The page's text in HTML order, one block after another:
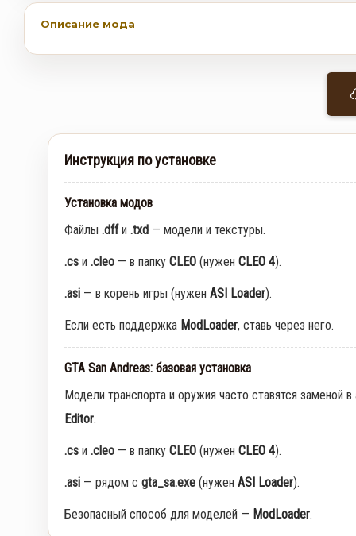
Описание мода
Инструкция по установке
Установка модов
Файлы .dffи .txd — модели и текстуры.
.cs и .cleo — в папку CLEO (нужен CLEO 4).
.asi — в корень игры (нужен ASI Loader).
Если есть поддержка ModLoader, ставь через него.
GTA San Andreas: базовая установка
Модели транспорта и оружия часто ставятся заменой
Editor.
.cs и .cleo — в папку CLEO (нужен CLEO 4).
.asi — рядом с gta_sa.exe (нужен ASI Loader).
Безопасный способ для моделей — ModLoader.